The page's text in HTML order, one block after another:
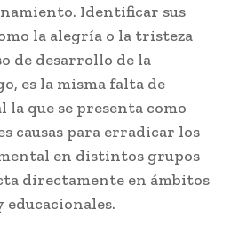
Identificar sus
la alegría o la tristeza
de desarrollo de la
es la misma falta de
la que se presenta como
causas para erradicar los
en distintos grupos
directamente en ámbitos
educacionales.